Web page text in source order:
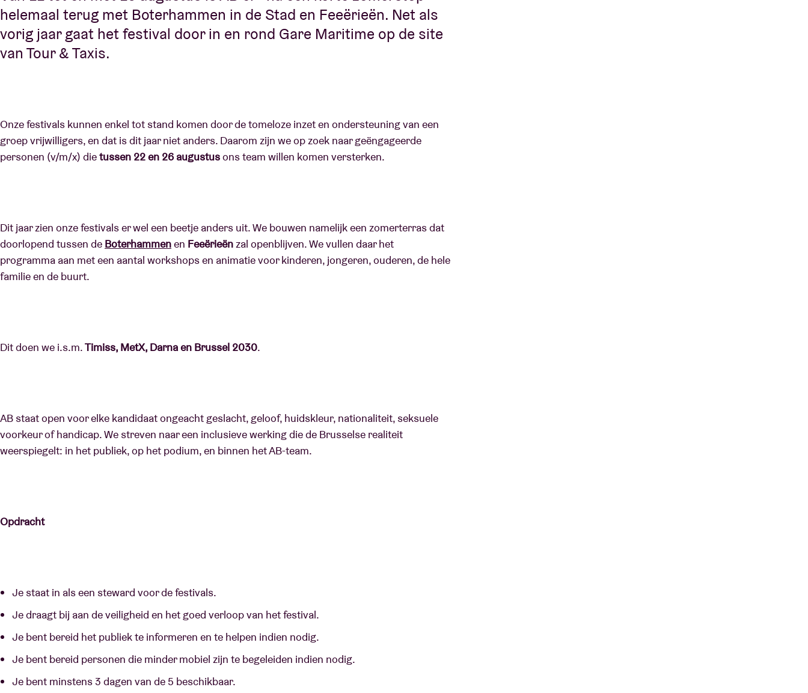
helemaal terug met Boterhammen in de Stad en Feeërieën. Net als
vorig jaar gaat het festival door in en rond Gare Maritime op de site
van Tour & Taxis.
Onze festivals kunnen enkel tot stand komen door de tomeloze inzet en ondersteuning van een
groep vrijwilligers, en dat is dit jaar niet anders. Daarom zijn we op zoek naar geëngageerde
personen (v/m/x) dietussen 22 en 26 augustusons team willen komen versterken.
Dit jaar zien onze festivals er wel een beetje anders uit. We bouwen namelijk een zomerterras dat
doorlopend tussen de Boterhammenen Feeërieënzal openblijven. We vullen daar het
programma aan met een aantal workshops en animatie voor kinderen, jongeren, ouderen, de hele
familie en de buurt.
Dit doen we i.s.m.Timiss, MetX, Darna en Brussel 2030.
AB staat open voor elke kandidaat ongeacht geslacht, geloof, huidskleur, nationaliteit, seksuele
voorkeur of handicap. We streven naar een inclusieve werking die de Brusselse realiteit
weerspiegelt: in het publiek, op het podium, en binnen het AB-team.
Opdracht
Je staat in als een steward voor de festivals.
Je draagt bij aan de veiligheid en het goed verloop van het festival.
Je bent bereid het publiek te informeren en te helpen indien nodig.
Je bent bereid personen die minder mobiel zijn te begeleiden indien nodig.
Je bent minstens 3 dagen van de 5 beschikbaar.